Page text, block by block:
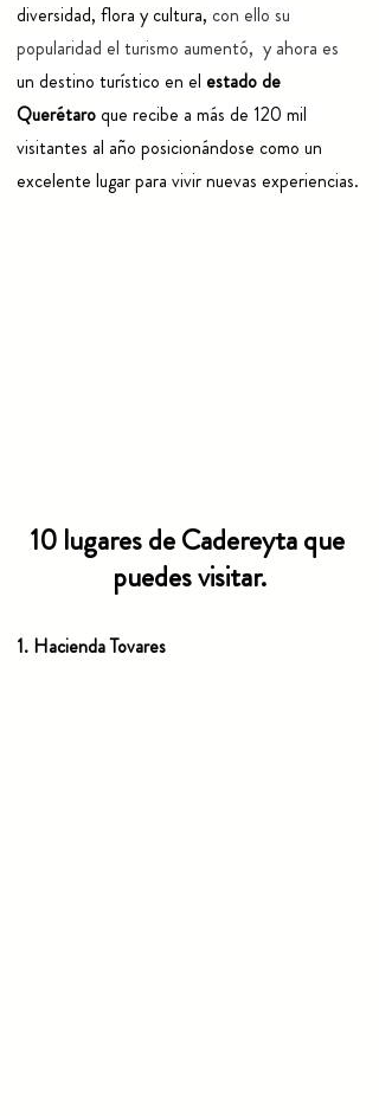
diversidad, flora y cultura, con ello su
popularidad el turismo aumentó,  y ahora es
un destino turístico en el estado de
Querétaro que recibe a más de 120 mil
visitantes al año posicionándose como un
excelente lugar para vivir nuevas experiencias.
10 lugares de Cadereyta que
puedes visitar.
1. Hacienda Tovares